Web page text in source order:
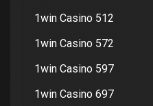
1win Casino 512
1win Casino 572
1win Casino 597
1win Casino 697